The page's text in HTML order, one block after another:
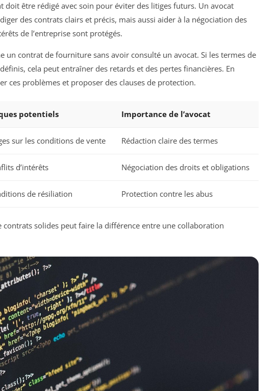
doit être rédigé avec soin pour éviter des litiges futurs. Un avocat
des contrats clairs et précis, mais aussi aider à la négociation des
de l’entreprise sont protégés.
un contrat de fourniture sans avoir consulté un avocat. Si les termes de
cela peut entraîner des retards et des pertes financières. En
ces problèmes et proposer des clauses de protection.
potentiels Importance de l’avocat
sur les conditions de vente Rédaction claire des termes
d’intérêts Négociation des droits et obligations
de résiliation Protection contre les abus
contrats solides peut faire la différence entre une collaboration